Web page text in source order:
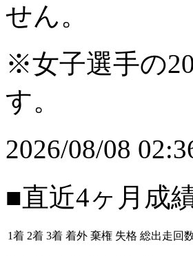
せん。
※女子選手の
す。
2026/08/08
■直近4ヶ月成
1着 2着 3着 着外 棄権 失格 総出走回